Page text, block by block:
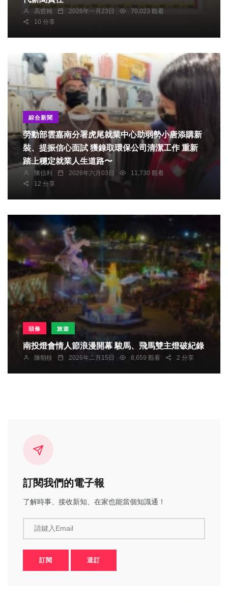
高哲翰 2026年一月23日
70,023 觀看
10 分享
綜合新聞
勞動部雲嘉南分署虎尾就業中心助弱勢小唐添購新
裝、提振信心面試 獲錄取環保公司清潔工作 重新
踏上穩定就業人生道路〜
陳信利 2026年六月03日
11,730 觀看
12 分享
頭條 旅遊
南投燈會情人節浪漫開幕 駿馬、飛馬雙主燈破紀錄
陳朝枝 2026年二月15日 8,659 觀看 2 分享
訂閱我們的電子報
了解時事、接收新知、在家也能當個知識通！
請鍵入Email
訂閱 退訂